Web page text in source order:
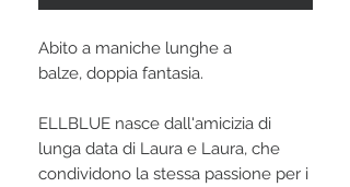
Abito a maniche lunghe a
balze, doppia fantasia.
ELLBLUE nasce dall'amicizia di
lunga data di Laura e Laura, che
condividono la stessa passione per i